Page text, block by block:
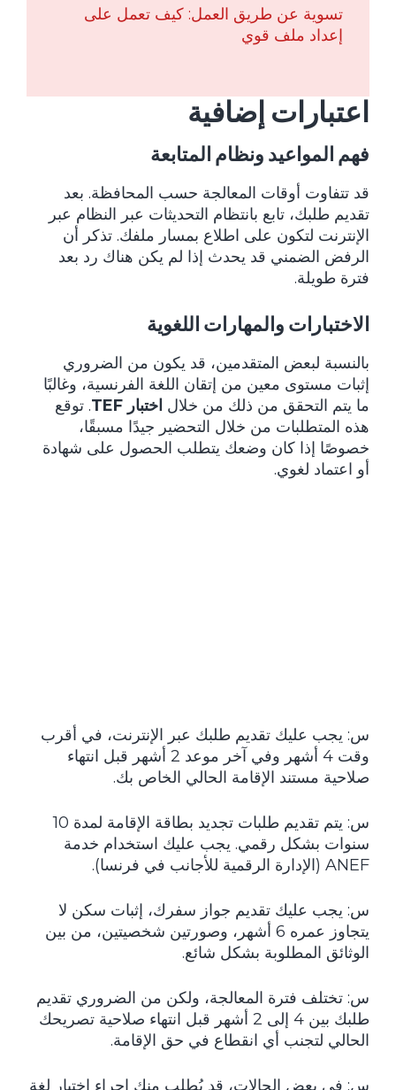
تسوية عن طريق العمل: كيف تعمل على
إعداد ملف قوي
اعتبارات إضافية
فهم المواعيد ونظام المتابعة
قد تتفاوت أوقات المعالجة حسب المحافظة. بعد
تقديم طلبك، تابع بانتظام التحديثات عبر النظام عبر
الإنترنت لتكون على اطلاع بمسار ملفك. تذكر أن
الرفض الضمني قد يحدث إذا لم يكن هناك رد بعد
فترة طويلة.
الاختبارات والمهارات اللغوية
بالنسبة لبعض المتقدمين، قد يكون من الضروري
إثبات مستوى معين من إتقان اللغة الفرنسية، وغالبًا
ما يتم التحقق من ذلك من خلال اختبار TEF
. توقع
هذه المتطلبات من خلال التحضير جيدًا مسبقًا،
خصوصًا إذا كان وضعك يتطلب الحصول على شهادة
أو اعتماد لغوي.
س: يجب عليك تقديم طلبك عبر الإنترنت، في أقرب
وقت 4 أشهر وفي آخر موعد 2 أشهر قبل انتهاء
صلاحية مستند الإقامة الحالي الخاص بك.
س: يتم تقديم طلبات تجديد بطاقة الإقامة لمدة 10
سنوات بشكل رقمي. يجب عليك استخدام خدمة
ANEF (الإدارة الرقمية للأجانب في فرنسا).
س: يجب عليك تقديم جواز سفرك، إثبات سكن لا
يتجاوز عمره 6 أشهر، وصورتين شخصيتين، من بين
الوثائق المطلوبة بشكل شائع.
س: تختلف فترة المعالجة، ولكن من الضروري تقديم
طلبك بين 4 إلى 2 أشهر قبل انتهاء صلاحية تصريحك
الحالي لتجنب أي انقطاع في حق الإقامة.
س: في بعض الحالات، قد يُطلب منك إجراء اختبار لغة